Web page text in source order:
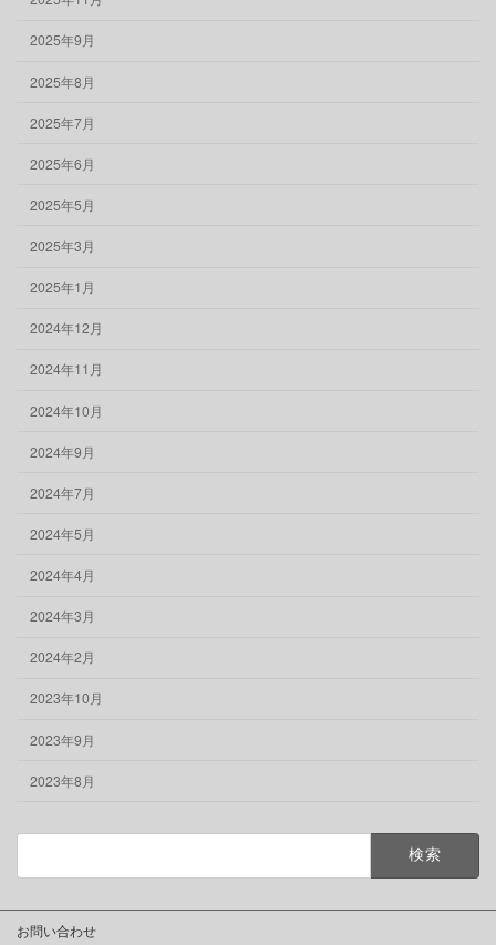
2025年9月
2025年8月
2025年7月
2025年6月
2025年5月
2025年3月
2025年1月
2024年12月
2024年11月
2024年10月
2024年9月
2024年7月
2024年5月
2024年4月
2024年3月
2024年2月
2023年10月
2023年9月
2023年8月
お問い合わせ